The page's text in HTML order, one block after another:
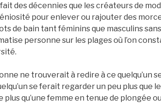
des décennies que les créateurs de
pour enlever ou rajouter des
de bain tant féminins que masculins
personne sur les plages où l’on
ne trouverait à redire à ce quelqu’un
se ferait regarder un peu plus que
plus qu’une femme en tenue de plongée